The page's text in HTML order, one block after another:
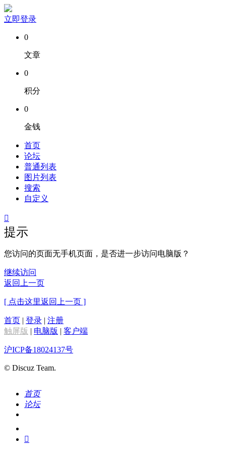
立即登录
0
文章
0
积分
0
金钱
首页
论坛
普通列表
图片列表
搜索
自定义

提示
您访问的页面无手机页面，是否进一步访问电脑版？
继续访问
返回上一页
[ 点击这里返回上一页 ]
首页 | 登录 | 注册
触屏版 | 电脑版 | 客户端
沪ICP备18024137号
© Discuz Team.
首页
论坛
我的
